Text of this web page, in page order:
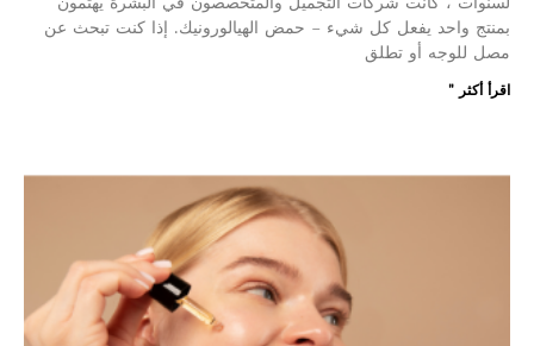
بمنتج واحد يفعل كل شيء – حمض الهيالورونيك. إذا كنت تبحث عن
مصل للوجه أو تطلق
اقرأ أكثر "